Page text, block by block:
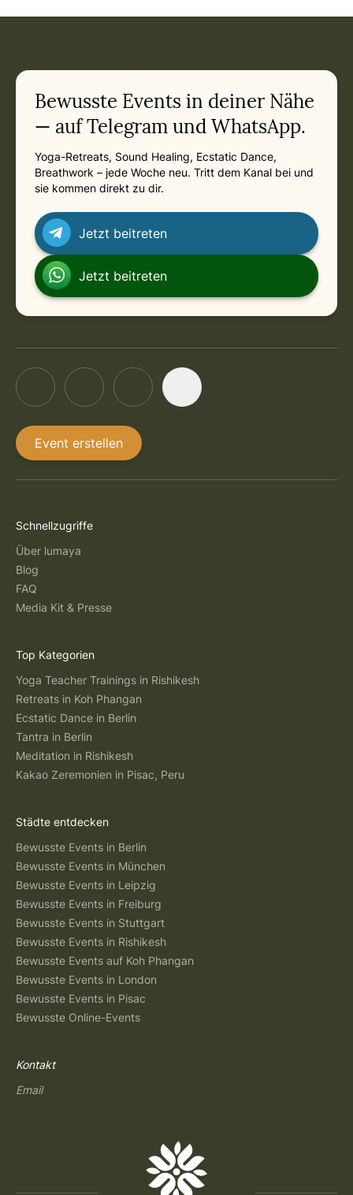
Bewusste Events in deiner Nähe
— auf Telegram und WhatsApp.
Yoga-Retreats, Sound Healing, Ecstatic Dance,
Breathwork – jede Woche neu. Tritt dem Kanal bei und
sie kommen direkt zu dir.
Jetzt beitreten
Jetzt beitreten
Event erstellen
Schnellzugriffe
Über lumaya
Blog
FAQ
Media Kit & Presse
Top Kategorien
Yoga Teacher Trainings in Rishikesh
Retreats in Koh Phangan
Ecstatic Dance in Berlin
Tantra in Berlin
Meditation in Rishikesh
Kakao Zeremonien in Pisac, Peru
Städte entdecken
Bewusste Events in Berlin
Bewusste Events in München
Bewusste Events in Leipzig
Bewusste Events in Freiburg
Bewusste Events in Stuttgart
Bewusste Events in Rishikesh
Bewusste Events auf Koh Phangan
Bewusste Events in London
Bewusste Events in Pisac
Bewusste Online-Events
Kontakt
Email